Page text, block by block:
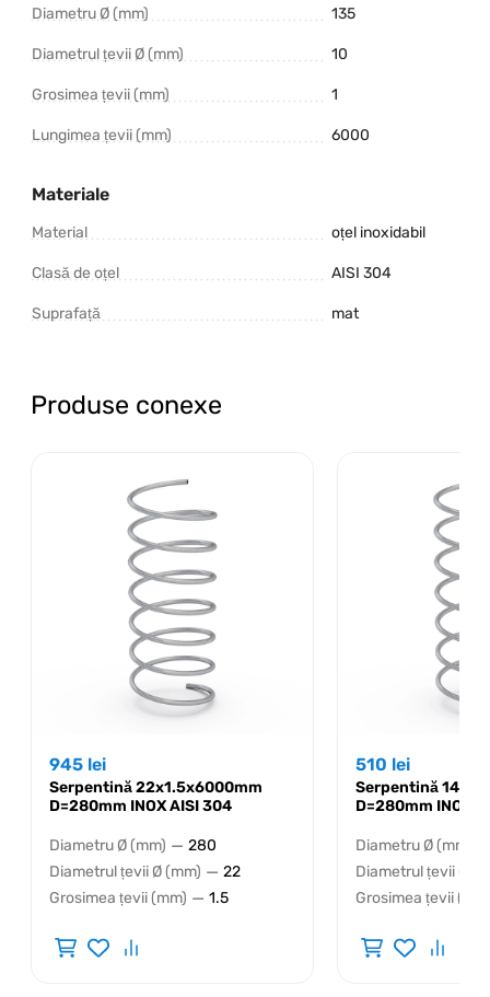
Diametru Ø (mm) 135
Diametrul țevii Ø (mm) 10
Grosimea țevii (mm) 1
Lungimea țevii (mm) 6000
Materiale
Material oțel inoxidabil
Clasă de oțel AISI 304
Suprafață mat
Produse conexe
945 lei
Serpentină 22х1.5х6000mm
D=280mm INOX AISI 304
Diametru Ø (mm) — 280
Diametrul țevii Ø (mm) — 22
Grosimea țevii (mm) — 1.5
510 lei
Serpentină
D=280mm INOX
Diametru Ø (mm)
Diametrul țevii Ø
Grosimea țevii